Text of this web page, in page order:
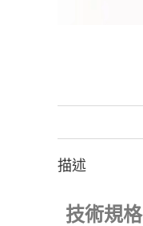
描述
技術規格